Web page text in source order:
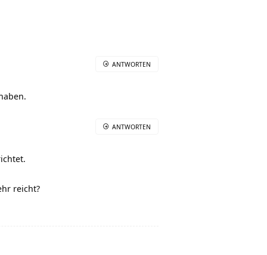
ANTWORTEN
reicht?
ANTWORTEN